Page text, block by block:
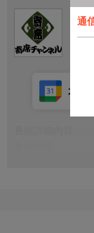
通
寄
カレ